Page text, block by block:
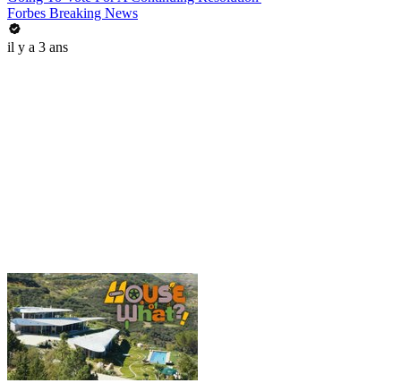
Forbes Breaking News
il y a 3 ans